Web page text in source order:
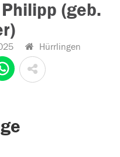
(geb.
Hürrlingen